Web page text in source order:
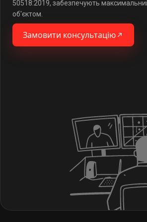
50518:2019, забезпечують
об'єктом.
Замовити консультацію